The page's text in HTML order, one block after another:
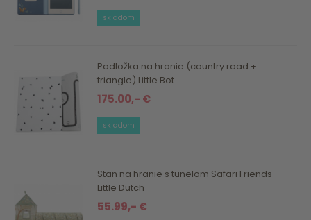
skladom
Podložka na hranie (country road +
triangle) Little Bot
175.00,- €
skladom
Stan na hranie s tunelom Safari Friends
Little Dutch
55.99,- €